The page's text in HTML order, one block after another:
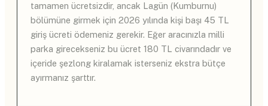
tamamen ücretsizdir, ancak Lagün (Kumburnu)
bölümüne girmek için 2026 yılında kişi başı 45 TL
giriş ücreti ödemeniz gerekir. Eğer aracınızla milli
parka girecekseniz bu ücret 180 TL civarındadır ve
içeride şezlong kiralamak isterseniz ekstra bütçe
ayırmanız şarttır.